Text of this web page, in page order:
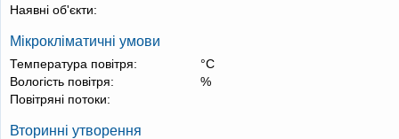
Наявні об'єкти:
Мікрокліматичні умови
Температура повітря:
°С
Вологість повітря:
%
Повітряні потоки:
Вторинні утворення